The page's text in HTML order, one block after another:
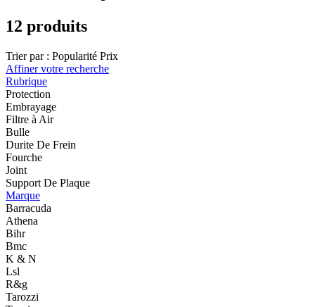
12 produits
Trier par : Popularité Prix
Affiner votre recherche
Rubrique
Protection
Embrayage
Filtre à Air
Bulle
Durite De Frein
Fourche
Joint
Support De Plaque
Marque
Barracuda
Athena
Bihr
Bmc
K & N
Lsl
R&g
Tarozzi